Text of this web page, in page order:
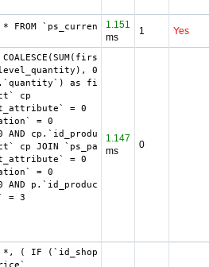
* FROM `ps_currency` c ORDER BY
1.151
ms
1 Yes
0) as quantity
as
cp
= 0
= 0
AND cp.`id_product` = 3635
cp JOIN `ps_pack` p ON
= 0
= 0
AND p.`id_product_item` = 3635
= 3
1.147
ms
0
*, ( IF (`id_shop` = 1, 2,